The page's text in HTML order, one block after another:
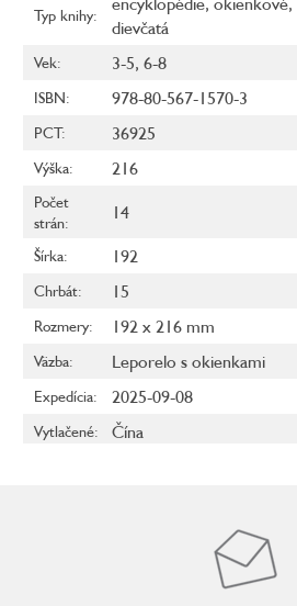
Typ knihy:
dievčatá
Vek: 3-5, 6-8
ISBN: 978-80-567-1570-3
PCT: 36925
Výška: 216
Počet
strán: 14
Šírka: 192
Chrbát: 15
Rozmery: 192 x 216 mm
Väzba: Leporelo s okienkami
Expedícia: 2025-09-08
Vytlačené: Čína